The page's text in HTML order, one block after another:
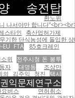
송전탑
환노위
나서야만 합니다
스타인
축산업허가제
기한 단식농성에 돌입한
-EU FTA
85호크레인
위
전주시청 돈 봉투
자 대명동
조상만
의 김주익 청진
택시
익문제연구소
요버스
면허취소